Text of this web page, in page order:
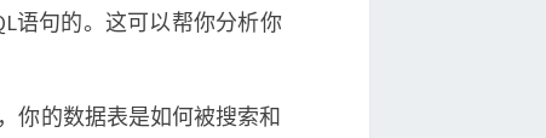
语句的。这可以帮你分析你
你的数据表是如何被搜索和